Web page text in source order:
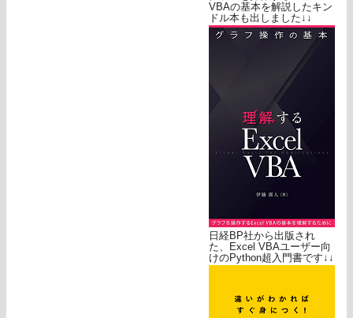
VBAの基本を解説したキン
ドル本も出しました↓↓
日経BP社から出版され
た、Excel VBAユーザー向
けのPython超入門書です↓↓